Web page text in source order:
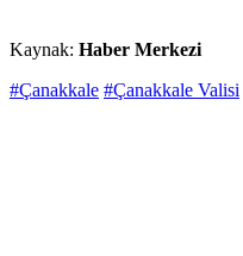
Kaynak: Haber Merkezi
#Çanakkale #Çanakkale Valisi